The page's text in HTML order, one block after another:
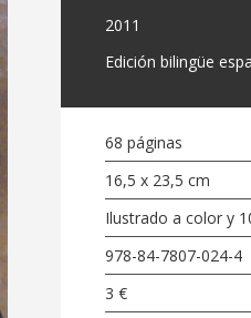
2011
Edición bilingüe
68 páginas
16,5 x 23,5 cm
Ilustrado a color y
978-84-7807-024-4
3 €